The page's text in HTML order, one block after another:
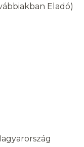
Eladó)